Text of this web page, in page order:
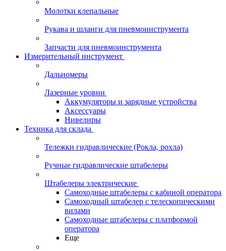
Молотки клепальные
Рукава и шланги для пневмоинструмента
Запчасти для пневмоинструмента
Измерительный инструмент
Дальномеры
Лазерные уровни
Аккумуляторы и зарядные устройства
Аксессуары
Нивелиры
Техника для склада
Тележки гидравлические (Рокла, рохла)
Ручные гидравлические штабелеры
Штабелеры электрические
Самоходные штабелеры с кабиной оператора
Самоходный штабелер с телескопическими
вилами
Самоходные штабелеры с платформой
оператора
Еще